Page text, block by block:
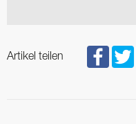
Artikel teilen